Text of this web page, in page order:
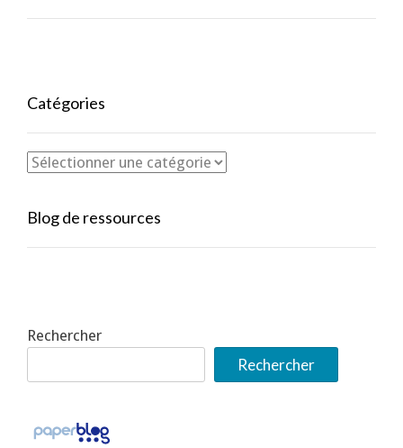
Catégories
Blog de ressources
Rechercher
Rechercher